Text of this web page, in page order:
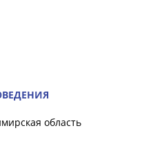
область